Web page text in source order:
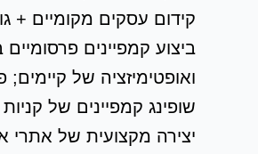
קידום עסקים מקומיים +
ואופטימיזציה של קיימים;
שופינג קמפיינים של
יצירה מקצועית של אתרי